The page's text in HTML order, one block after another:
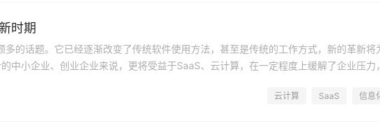
时期
的话题。它已经逐渐改变了传统软件使用方法，甚至是传统的工作方式，新的革新将
中小企业、创业企业来说，更将受益于SaaS、云计算，在一定程度上缓解了企业压力，
云计算 SaaS 信息